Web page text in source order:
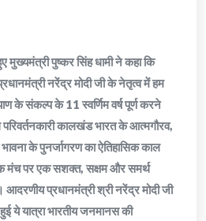
मुख्यमंत्री पुष्कर सिंह धामी ने कहा कि
नरेंद्र मोदी जी के नेतृत्व में हम
के संकल्प के 11 स्वर्णिम वर्ष पूर्ण करने
परिवर्तनकारी कालखंड भारत के आत्मगौरव,
भावना के पुनर्जागरण का ऐतिहासिक काल
मंच पर एक सशक्त, सक्षम और समर्थ
प्रधानमंत्री श्री नरेंद्र मोदी जी
ये यात्रा भारतीय जनमानस की